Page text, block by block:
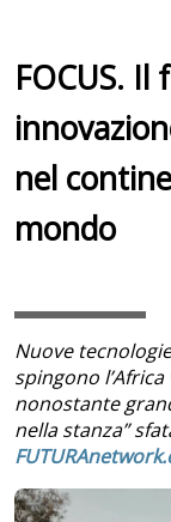
FOCUS.
nel
mondo
Nuove
spingono
nonostante
nella stanza”